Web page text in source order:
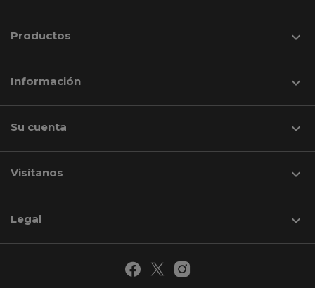
Productos 
Información 
Su cuenta 
Visítanos keyboard_arrow_down
Legal 